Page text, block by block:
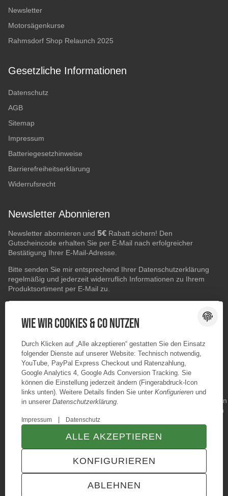
Newsletter
Motorsägenkurse
Rahmsdorf Shop Relaunch 2025
Gesetzliche Informationen
Datenschutz
AGB
Sitemap
Impressum
Batteriegesetzhinweise
Barrierefreiheitserklärung
Widerrufsrecht
Newsletter Abonnieren
Newsletter abonnieren und 5€ Rabatt sichern! Den
Gutscheincode erhalten Sie per E-Mail nach erfolgreicher
Bestätigung Ihrer E-Mail-Adresse.
Bitte senden Sie mir entsprechend Ihrer Datenschutzerklärung
regelmäßig und jederzeit widerruflich Informationen zu Ihrem
Produktsortiment per E-Mail zu.
ABONNIEREN
TECHNIK JTL-Shop Template VERTRAG WIDERRUFEN
Wie wir Cookies & Co nutzen
Durch Klicken auf „Alle akzeptieren“ gestatten Sie den Einsatz
folgender Dienste auf unserer Website: Technisch notwendig,
YouTube, PayPal Express Checkout und Ratenzahlung,
Google Analytics 4, Google Ads Conversion Tracking. Sie
können die Einstellung jederzeit ändern (Fingerabdruck-Icon
links unten). Weitere Details finden Sie unter Konfigurieren und
in unserer Datenschutzerklärung.
Impressum Datenschutz
ABLEHNEN
KONFIGURIEREN
ALLE AKZEPTIEREN